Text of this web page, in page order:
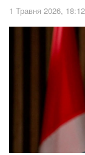
1 Травня 2026, 18:12